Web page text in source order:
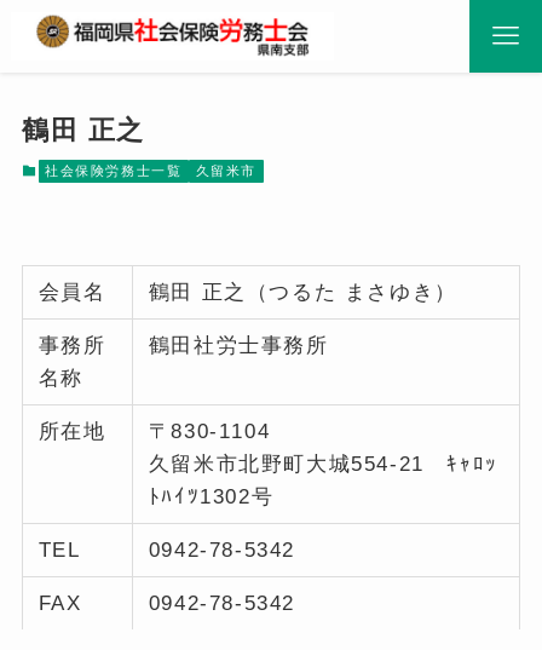
鶴田 正之
社会保険労務士一覧 久留米市
会員名 鶴田 正之（つるた まさゆき）
事務所
名称
鶴田社労士事務所
所在地
〒830-1104
久留米市北野町大城554-21 ｷｬﾛｯ
ﾄﾊｲﾂ1302号
TEL 0942-78-5342
FAX 0942-78-5342